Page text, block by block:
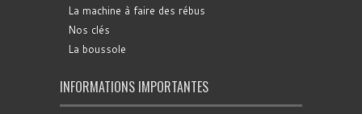
La machine à faire des rébus
Nos clés
La boussole
INFORMATIONS IMPORTANTES